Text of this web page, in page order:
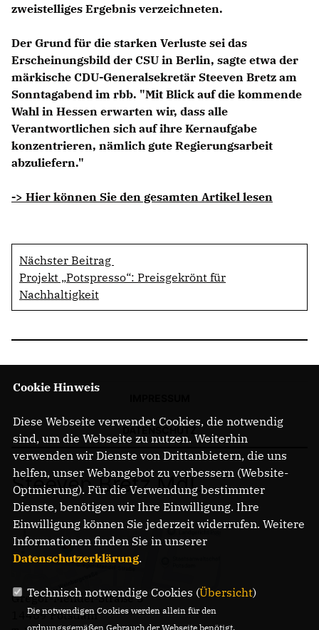
zweistelliges Ergebnis verzeichneten.
Der Grund für die starken Verluste sei das
Erscheinungsbild der CSU in Berlin, sagte etwa der
märkische CDU-Generalsekretär Steeven Bretz am
Sonntagabend im rbb. "Mit Blick auf die kommende
Wahl in Hessen erwarten wir, dass alle
Verantwortlichen sich auf ihre Kernaufgabe
konzentrieren, nämlich gute Regierungsarbeit
abzuliefern."
-> Hier können Sie den gesamten Artikel lesen
Nächster Beitrag
Projekt „Potspresso“: Preisgekrönt für
Nachhaltigkeit
Steeven Bretz MdL
Gregor-Mendel-Straße 3
14469 Potsdam
Cookie Hinweis
Diese Webseite verwendet Cookies, die notwendig
sind, um die Webseite zu nutzen. Weiterhin
verwenden wir Dienste von Drittanbietern, die uns
helfen, unser Webangebot zu verbessern (Website-
Optmierung). Für die Verwendung bestimmter
Dienste, benötigen wir Ihre Einwilligung. Ihre
Einwilligung können Sie jederzeit widerrufen. Weitere
Informationen finden Sie in unserer
Datenschutzerklärung.
Technisch notwendige Cookies (Übersicht)
Die notwendigen Cookies werden allein für den
ordnungsgemäßen Gebrauch der Webseite benötigt.